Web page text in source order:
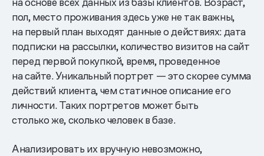
пол, место проживания здесь уже не так важны,
на первый план выходят данные о действиях: дата
подписки на рассылки, количество визитов на сайт
перед первой покупкой, время, проведенное
на сайте. Уникальный портрет — это скорее сумма
действий клиента, чем статичное описание его
личности. Таких портретов может быть
столько же, сколько человек в базе.
Анализировать их вручную невозможно,